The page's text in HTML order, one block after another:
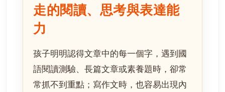
走的閱讀、思考與表達能
力
孩子明明認得文章中的每一個字，遇到國
語閱讀測驗、長篇文章或素養題時，卻常
常抓不到重點；寫作文時，也容易出現內